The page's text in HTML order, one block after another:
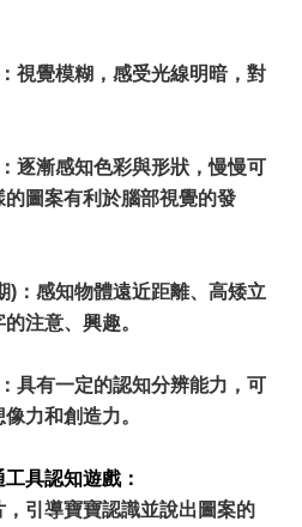
視覺模糊，感受光線明暗，對
逐漸感知色彩與形狀，慢慢可
圖案有利於腦部視覺的發
)：感知物體遠近距離、高矮立
注意、興趣。
具有一定的認知分辨能力，可
力和創造力。
具認知遊戲：
引導寶寶認識並說出圖案的